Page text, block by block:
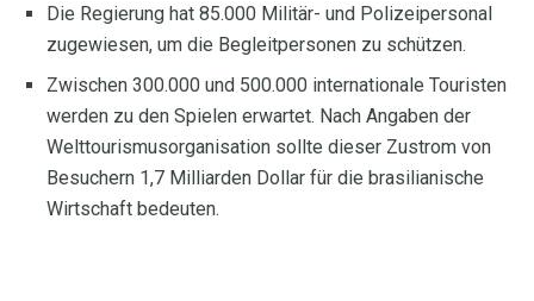
Die Regierung hat 85.000 Militär- und Polizeipersonal
zugewiesen, um die Begleitpersonen zu schützen.
Zwischen 300.000 und 500.000 internationale Touristen
werden zu den Spielen erwartet. Nach Angaben der
Welttourismusorganisation sollte dieser Zustrom von
Besuchern 1,7 Milliarden Dollar für die brasilianische
Wirtschaft bedeuten.